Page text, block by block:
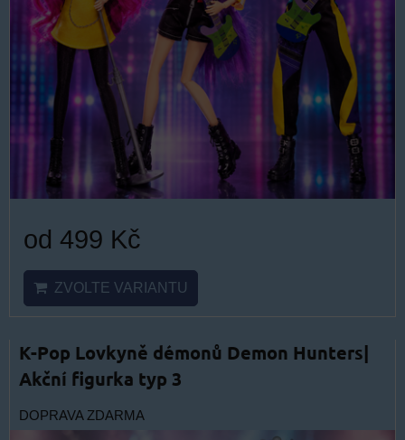
od 499 Kč
ZVOLTE VARIANTU
K-Pop Lovkyně démonů Demon Hunters|
Akční figurka typ 3
DOPRAVA ZDARMA